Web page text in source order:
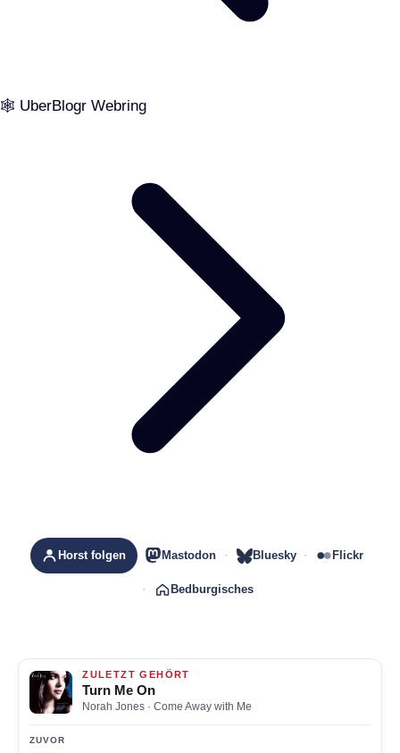
🕸️ UberBlogr Webring
Horst folgen Mastodon Bluesky Flickr
Bedburgisches
ZULETZT GEHÖRT
Turn Me On
Norah Jones · Come Away with Me
ZUVOR